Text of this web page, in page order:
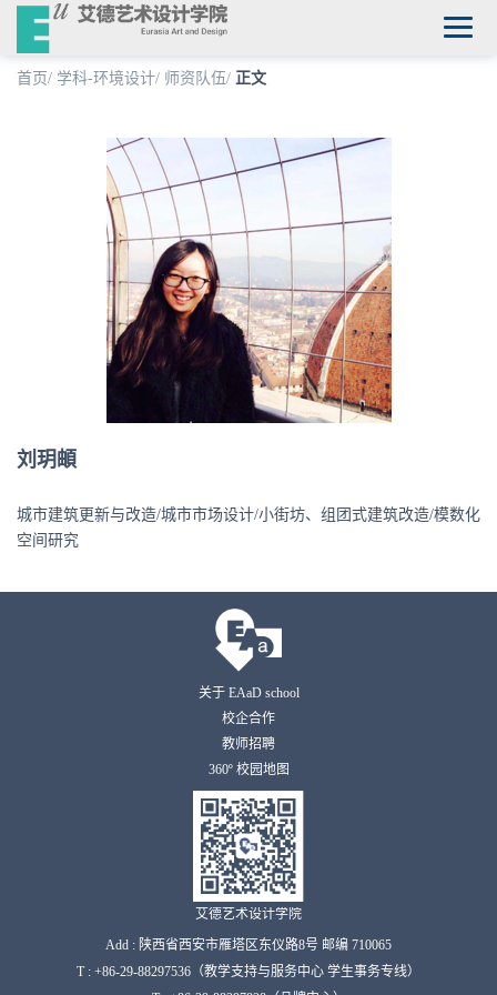
首页/ 学科-环境设计/ 师资队伍/ 正文
刘玥頔
城市建筑更新与改造/城市市场设计/小街坊、组团式建筑改造/模数化
空间研究
关于 EAaD school
校企合作
教师招聘
360º 校园地图
艾德艺术设计学院
Add : 陕西省西安市雁塔区东仪路8号 邮编 710065
T : +86-29-88297536（教学支持与服务中心 学生事务专线）